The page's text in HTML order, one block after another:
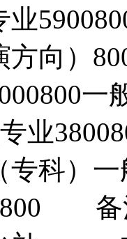
向）
一
业
科）
备